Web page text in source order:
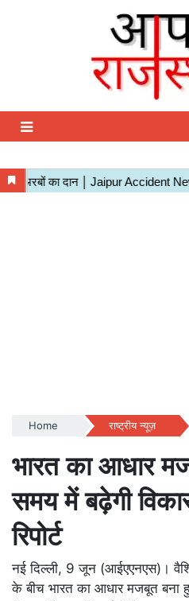
Home राष्ट्रीय न्यूज़
भारत का आधार
समय में बढ़ेगी
रिपोर्ट
नई दिल्ली, 9 जून (आईएएनएस)।
के बीच भारत का आधार मजबूत